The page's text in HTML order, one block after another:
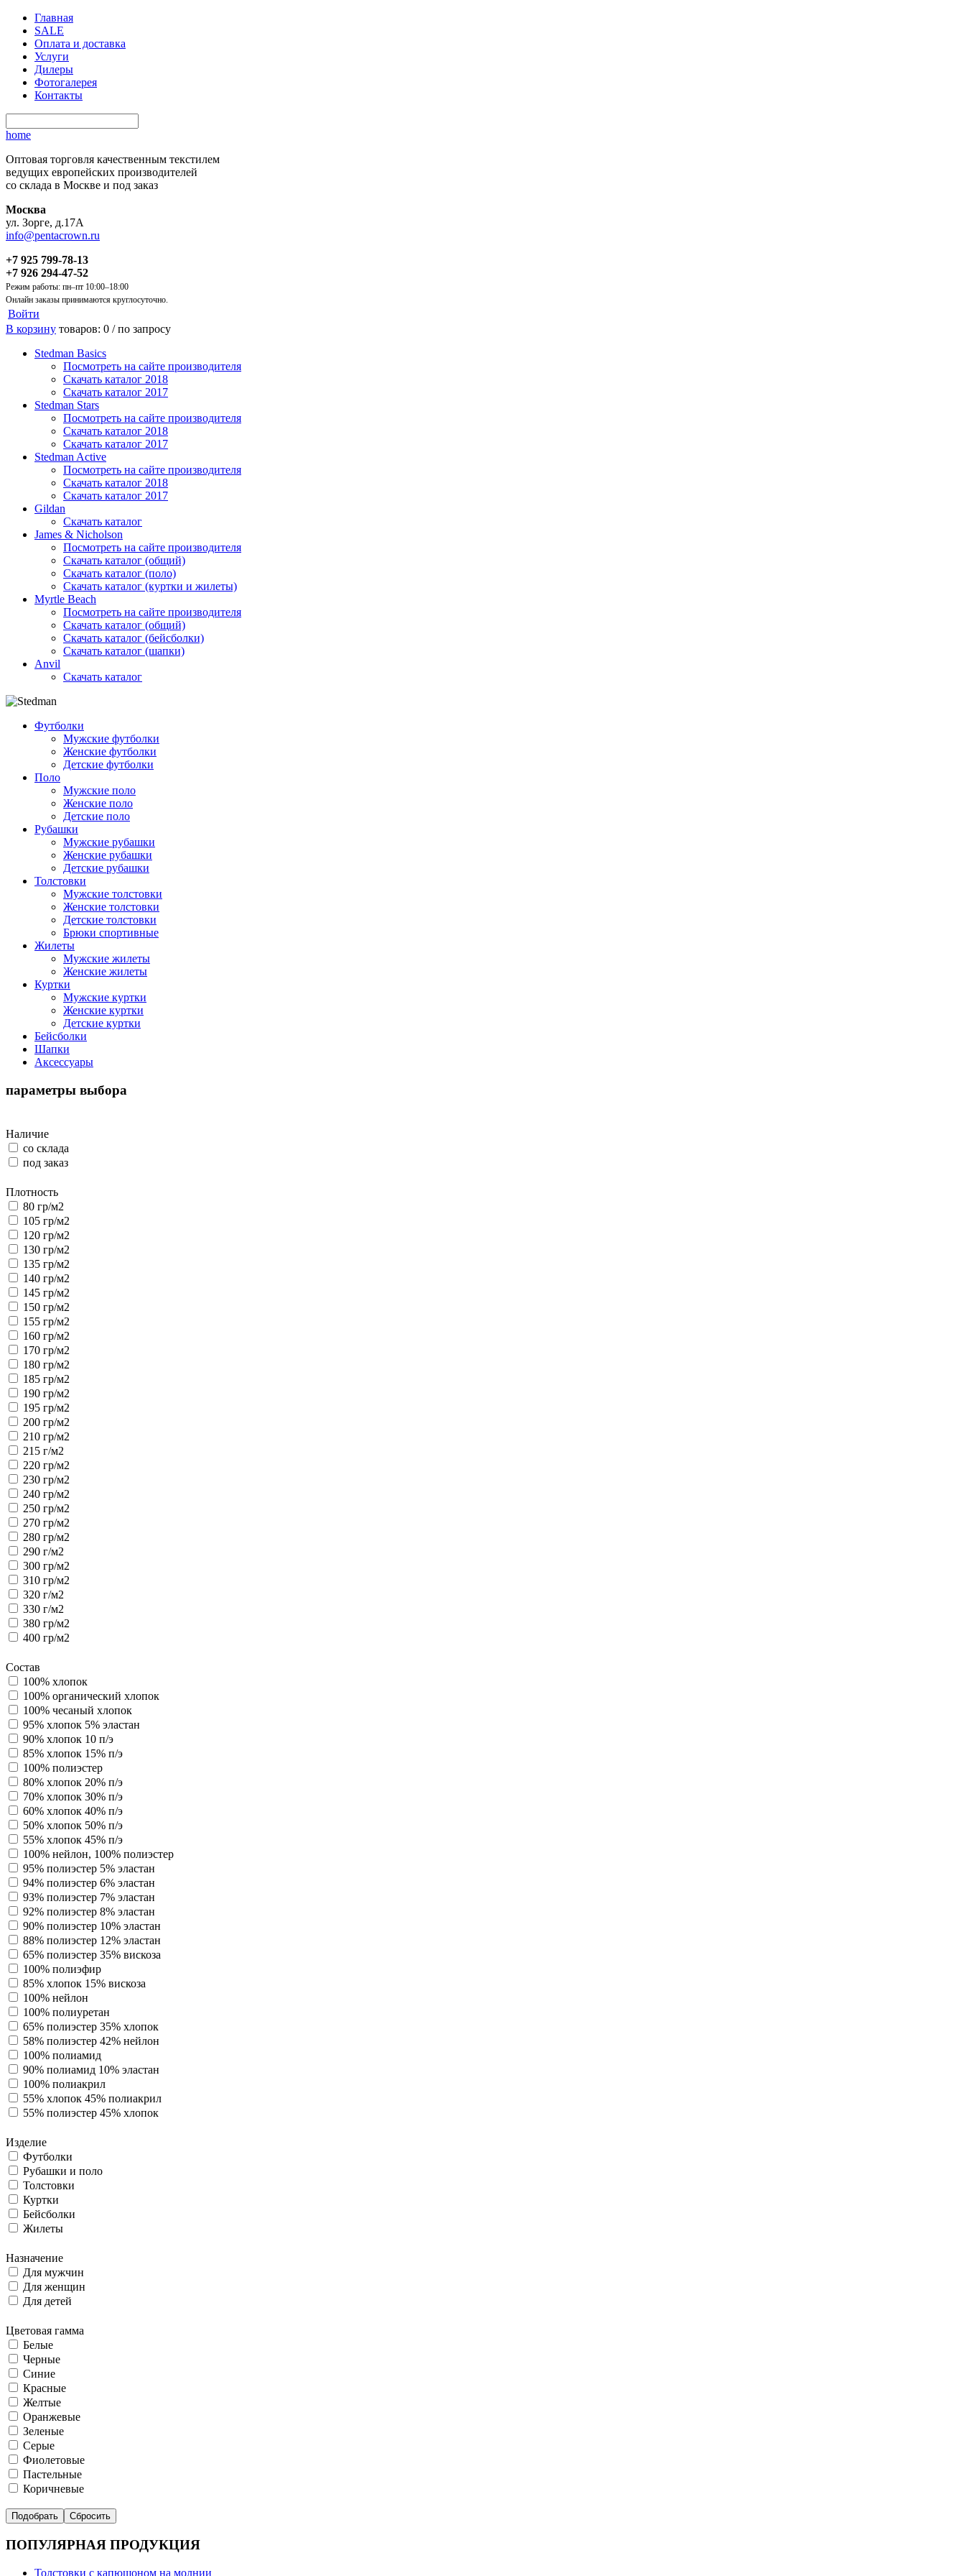
Главная
SALE
Оплата и доставка
Услуги
Дилеры
Фотогалерея
Контакты
home
Оптовая торговля качественным текстилем
ведущих европейских производителей
со склада в Москве и под заказ
Москва
ул. Зорге, д.17А
info@pentacrown.ru
+7 925 799-78-13
+7 926 294-47-52
Режим работы: пн–пт 10:00–18:00
Онлайн заказы принимаются круглосуточно.
Войти
В корзину товаров: 0 /по запросу
Stedman Basics
Посмотреть на сайте производителя
Скачать каталог 2018
Скачать каталог 2017
Stedman Stars
Посмотреть на сайте производителя
Скачать каталог 2018
Скачать каталог 2017
Stedman Active
Посмотреть на сайте производителя
Скачать каталог 2018
Скачать каталог 2017
Gildan
Скачать каталог
James & Nicholson
Посмотреть на сайте производителя
Скачать каталог (общий)
Скачать каталог (поло)
Скачать каталог (куртки и жилеты)
Myrtle Beach
Посмотреть на сайте производителя
Скачать каталог (общий)
Скачать каталог (бейсболки)
Скачать каталог (шапки)
Anvil
Скачать каталог
Футболки
Мужские футболки
Женские футболки
Детские футболки
Поло
Мужские поло
Женские поло
Детские поло
Рубашки
Мужские рубашки
Женские рубашки
Детские рубашки
Толстовки
Мужские толстовки
Женские толстовки
Детские толстовки
Брюки спортивные
Жилеты
Мужские жилеты
Женские жилеты
Куртки
Мужские куртки
Женские куртки
Детские куртки
Бейсболки
Шапки
Аксессуары
параметры выбора
Наличие
со склада
под заказ
Плотность
80 гр/м2
105 гр/м2
120 гр/м2
130 гр/м2
135 гр/м2
140 гр/м2
145 гр/м2
150 гр/м2
155 гр/м2
160 гр/м2
170 гр/м2
180 гр/м2
185 гр/м2
190 гр/м2
195 гр/м2
200 гр/м2
210 гр/м2
215 г/м2
220 гр/м2
230 гр/м2
240 гр/м2
250 гр/м2
270 гр/м2
280 гр/м2
290 г/м2
300 гр/м2
310 гр/м2
320 г/м2
330 г/м2
380 гр/м2
400 гр/м2
Состав
100% хлопок
100% органический хлопок
100% чесаный хлопок
95% хлопок 5% эластан
90% хлопок 10 п/э
85% хлопок 15% п/э
100% полиэстер
80% хлопок 20% п/э
70% хлопок 30% п/э
60% хлопок 40% п/э
50% хлопок 50% п/э
55% хлопок 45% п/э
100% нейлон, 100% полиэстер
95% полиэстер 5% эластан
94% полиэстер 6% эластан
93% полиэстер 7% эластан
92% полиэстер 8% эластан
90% полиэстер 10% эластан
88% полиэстер 12% эластан
65% полиэстер 35% вискоза
100% полиэфир
85% хлопок 15% вискоза
100% нейлон
100% полиуретан
65% полиэстер 35% хлопок
58% полиэстер 42% нейлон
100% полиамид
90% полиамид 10% эластан
100% полиакрил
55% хлопок 45% полиакрил
55% полиэстер 45% хлопок
Изделие
Футболки
Рубашки и поло
Толстовки
Куртки
Бейсболки
Жилеты
Назначение
Для мужчин
Для женщин
Для детей
Цветовая гамма
Белые
Черные
Синие
Красные
Желтые
Оранжевые
Зеленые
Серые
Фиолетовые
Пастельные
Коричневые
ПОПУЛЯРНАЯ ПРОДУКЦИЯ
Толстовки с капюшоном на молнии